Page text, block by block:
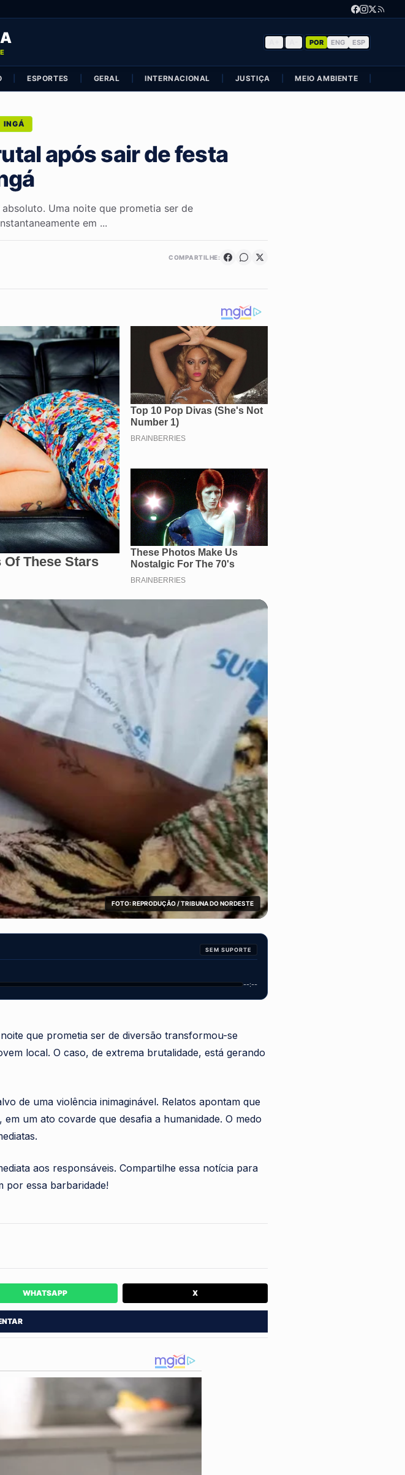
POR ENG ESP
ESPORTES GERAL INTERNACIONAL JUSTIÇA MEIO AMBIENTE
INGÁ
após sair de festa
Uma noite que prometia ser de
em ...
COMPARTILHE:
FOTO: REPRODUÇÃO / TRIBUNA DO NORDESTE
SEM SUPORTE
--:--
que prometia ser de diversão transformou-se
local. O caso, de extrema brutalidade, está gerando
de uma violência inimaginável. Relatos apontam que
um ato covarde que desafia a humanidade. O medo
aos responsáveis. Compartilhe essa notícia para
por essa barbaridade!
WHATSAPP X